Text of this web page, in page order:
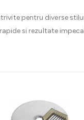
pentru diverse
si rezultate